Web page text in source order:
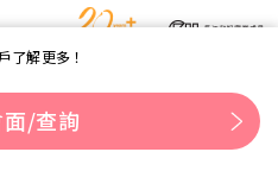
了解更多！
面/查詢
我們